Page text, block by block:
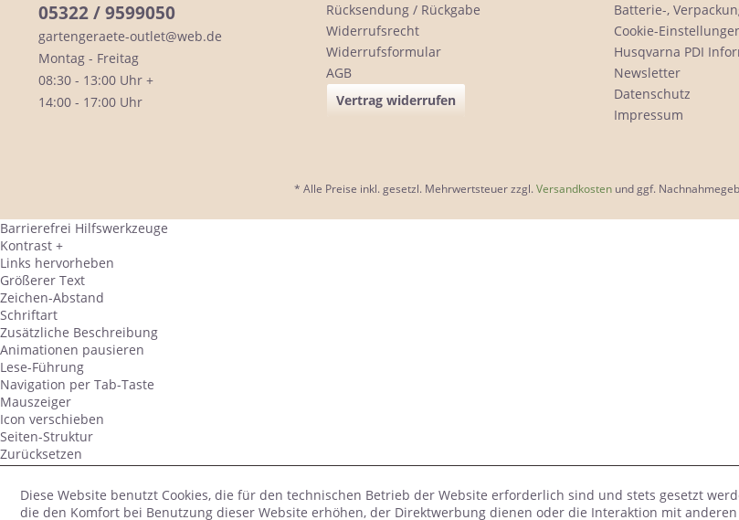
05322 / 9599050
gartengeraete-outlet@web.de
Montag - Freitag
08:30 - 13:00 Uhr +
14:00 - 17:00 Uhr
Rücksendung / Rückgabe
Widerrufsrecht
Widerrufsformular
AGB
Vertrag widerrufen
Batterie-,
Cookie-
Husqvarna PDI
Newsletter
Datenschutz
Impressum
* Alle Preise inkl. gesetzl. Mehrwertsteuer zzgl.Versandkostenund ggf.
Diese Website benutzt Cookies, die für den technischen Betrieb der Website erforderlich sind und stets gesetzt
die den Komfort bei Benutzung dieser Website erhöhen, der Direktwerbung dienen oder die Interaktion mit
Barrierefrei Hilfswerkzeuge
Kontrast +
Links hervorheben
Größerer Text
Zeichen-Abstand
Schriftart
Zusätzliche Beschreibung
Animationen pausieren
Lese-Führung
Navigation per Tab-Taste
Mauszeiger
Icon verschieben
Seiten-Struktur
Zurücksetzen
powered bydesignverign